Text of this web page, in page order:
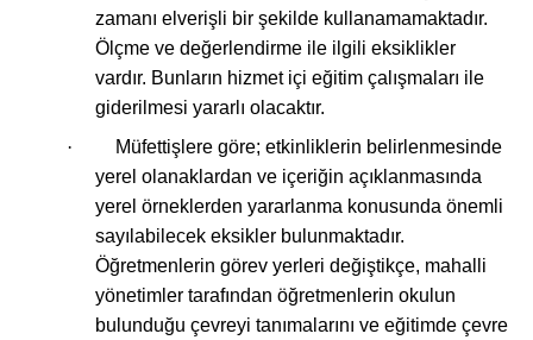
zamanı elverişli bir şekilde kullanamamaktadır.
Ölçme ve değerlendirme ile ilgili eksiklikler
vardır. Bunların hizmet içi eğitim çalışmaları ile
giderilmesi yararlı olacaktır.
·
Müfettişlere göre; etkinliklerin belirlenmesinde
yerel olanaklardan ve içeriğin açıklanmasında
yerel örneklerden yararlanma konusunda önemli
sayılabilecek eksikler bulunmaktadır.
Öğretmenlerin görev yerleri değiştikçe, mahalli
yönetimler tarafından öğretmenlerin okulun
bulunduğu çevreyi tanımalarını ve eğitimde çevre